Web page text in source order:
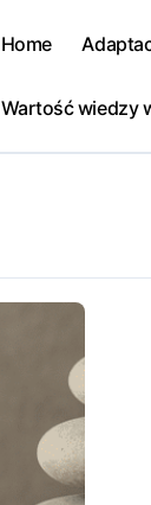
Home
Wartość wiedzy